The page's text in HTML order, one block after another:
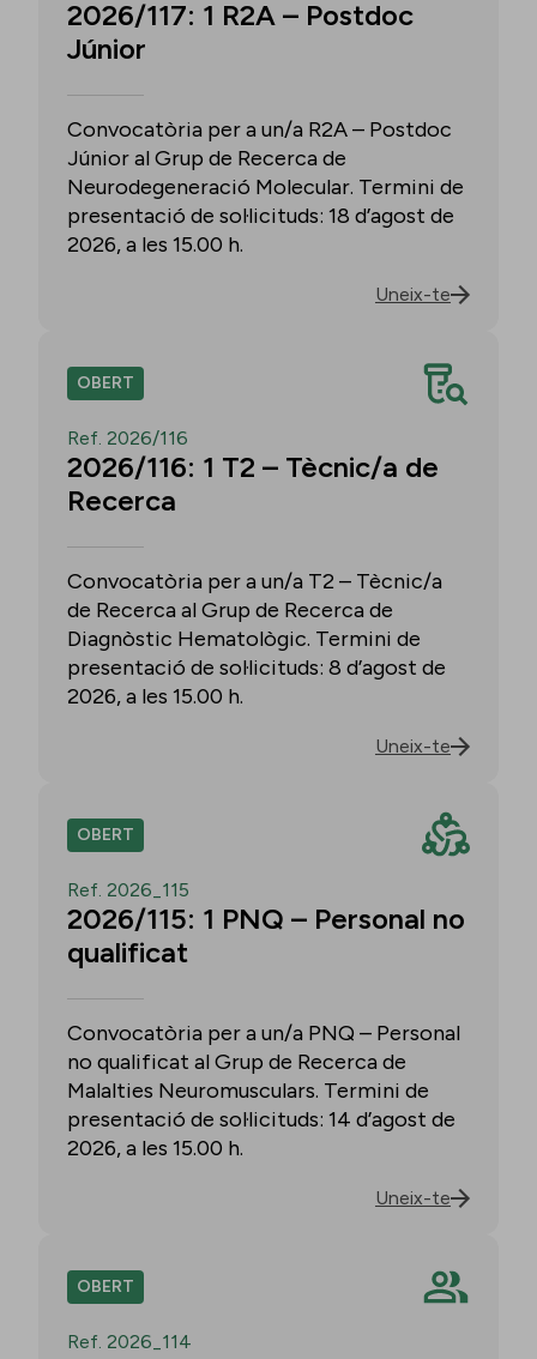
2026/117: 1 R2A – Postdoc
Júnior
Convocatòria per a un/a R2A – Postdoc
Júnior al Grup de Recerca de
Neurodegeneració Molecular. Termini de
presentació de sol·licituds: 18 d’agost de
2026, a les 15.00 h.
Uneix-te
OBERT
Ref. 2026/116
2026/116: 1 T2 – Tècnic/a de
Recerca
Convocatòria per a un/a T2 – Tècnic/a
de Recerca al Grup de Recerca de
Diagnòstic Hematològic. Termini de
presentació de sol·licituds: 8 d’agost de
2026, a les 15.00 h.
Uneix-te
OBERT
Ref. 2026_115
2026/115: 1 PNQ – Personal no
qualificat
Convocatòria per a un/a PNQ – Personal
no qualificat al Grup de Recerca de
Malalties Neuromusculars. Termini de
presentació de sol·licituds: 14 d’agost de
2026, a les 15.00 h.
Uneix-te
OBERT
Ref. 2026_114